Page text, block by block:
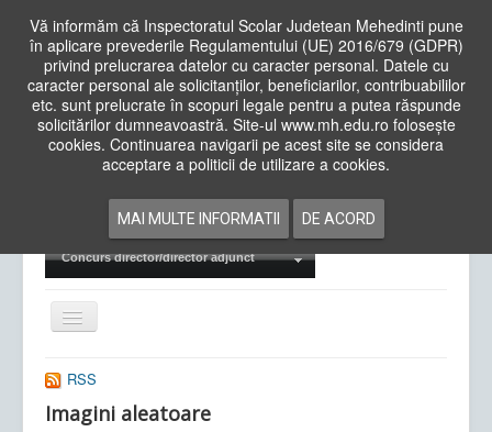
Vă informăm că Inspectoratul Scolar Judetean Mehedinti pune
în aplicare prevederile Regulamentului (UE) 2016/679 (GDPR)
privind prelucrarea datelor cu caracter personal. Datele cu
caracter personal ale solicitanților, beneficiarilor, contribuabililor
etc. sunt prelucrate în scopuri legale pentru a putea răspunde
solicitărilor dumneavoastră. Site-ul www.mh.edu.ro folosește
cookies. Continuarea navigarii pe acest site se considera
acceptare a politicii de utilizare a cookies.
MAI MULTE INFORMATII DE ACORD
Cauta
in
siteAcasa Cadre Didactice
Examene Naționale
Concurs director/director adjunct
Comută
navigarea
RSS
Imagini aleatoare